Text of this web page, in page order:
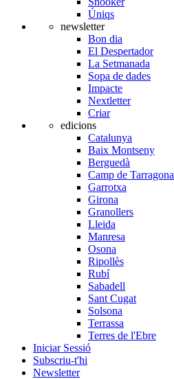
Úniqs
newsletter
Bon dia
El Despertador
La Setmanada
Sopa de dades
Impacte
Nextletter
Criar
edicions
Catalunya
Baix Montseny
Berguedà
Camp de Tarragona
Garrotxa
Girona
Granollers
Lleida
Manresa
Osona
Ripollès
Rubí
Sabadell
Sant Cugat
Solsona
Terrassa
Terres de l'Ebre
Iniciar Sessió
Subscriu-t'hi
Newsletter